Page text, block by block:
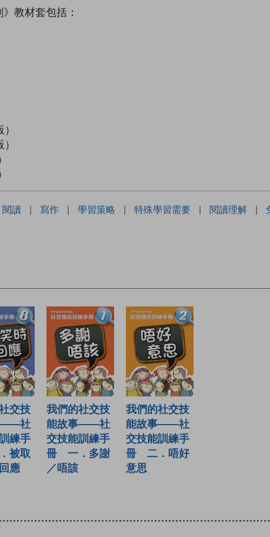
教材套包括：
閱讀 | 寫作 | 學習策略 | 特殊學習需要 | 閱讀理解 |
交技
——社
練手
被取
應
我們的社交技
能故事——社
交技能訓練手
冊 一．多謝
／唔該
我們的社交技
能故事——社
交技能訓練手
冊 二．唔好
意思